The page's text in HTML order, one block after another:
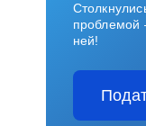
ней!